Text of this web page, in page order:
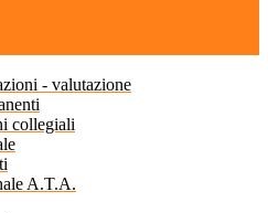
- valutazione
collegiali
A.T.A.